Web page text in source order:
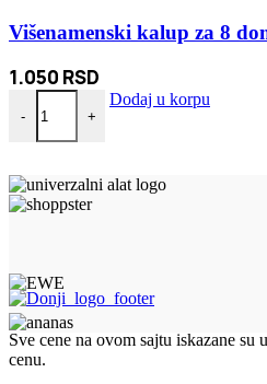
Višenamenski kalup za 8
1.050 RSD
-
Višenamenski kalup za 8 domaćih
+
Dodaj u korpu
Sve cene na ovom sajtu iskazane
cenu.